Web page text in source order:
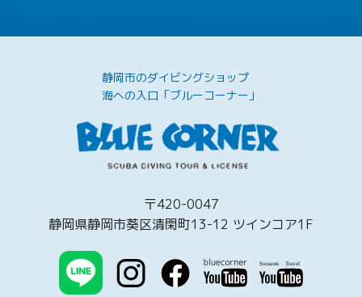
静岡市のダイビングショップ
海への入口「ブルーコーナー」
〒420-0047
静岡県静岡市葵区清閑町13-12 ツインコア1F